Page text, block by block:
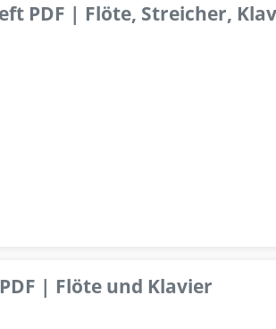
PDF | Flöte, Streicher,
| Flöte und Klavier